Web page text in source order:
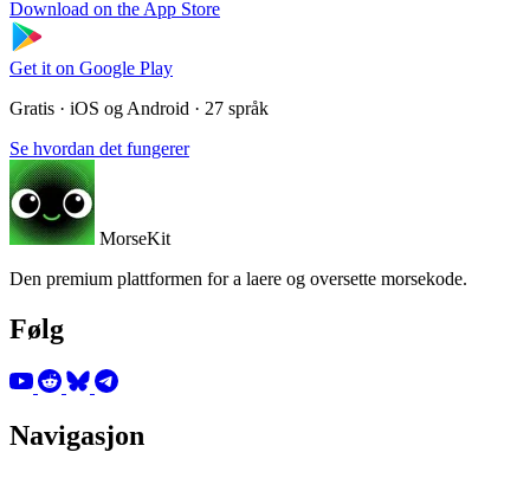
Download on the App Store
Get it on Google Play
Gratis · iOS og Android · 27 språk
Se hvordan det fungerer
MorseKit
Den premium plattformen for a laere og oversette morsekode.
Følg
Navigasjon